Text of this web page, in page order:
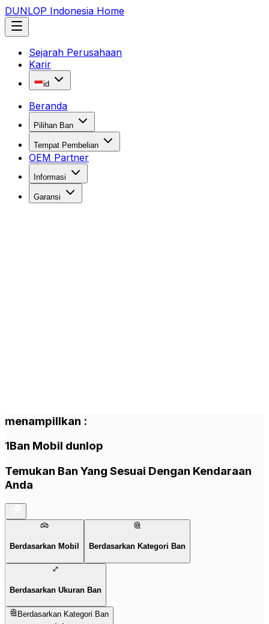
DUNLOP Indonesia Home
Sejarah Perusahaan
Karir
id
Beranda
Pilihan Ban
Tempat Pembelian
OEM Partner
Informasi
Garansi
menampillkan :
1Ban Mobil dunlop
Temukan Ban Yang Sesuai Dengan Kendaraan
Anda
Berdasarkan Mobil Berdasarkan Kategori Ban
Berdasarkan Ukuran Ban
Berdasarkan Kategori Ban